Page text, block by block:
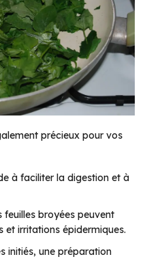
précieux pour vos
à faciliter la digestion et à
feuilles broyées peuvent
et irritations épidermiques.
initiés, une préparation